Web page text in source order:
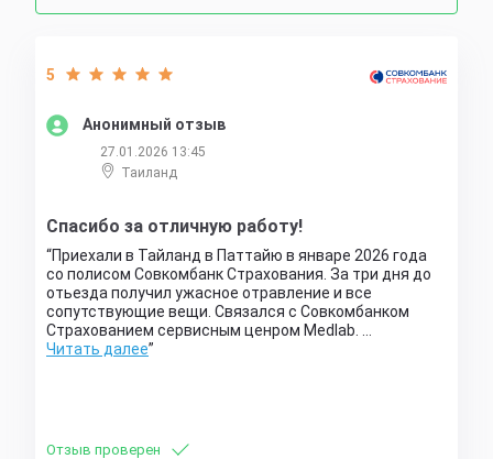
Анонимный отзыв
5
27.01.2026 13:45
Таиланд
Спасибо за отличную работу!
Приехали в Тайланд в Паттайю в январе 2026 года
со полисом Совкомбанк Страхования. За три дня до
отьезда получил ужасное отравление и все
сопутствующие вещи. Связался с Совкомбанком
Страхованием сервисным ценром Medlab. …
Читать далее
Отзыв проверен